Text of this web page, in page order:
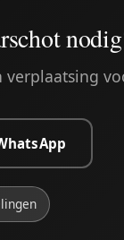
verplaatsing